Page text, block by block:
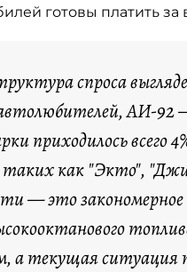
готовы платить за
спроса
АИ-92
приходилось
как "Экто",
— это
а текущая ситуация